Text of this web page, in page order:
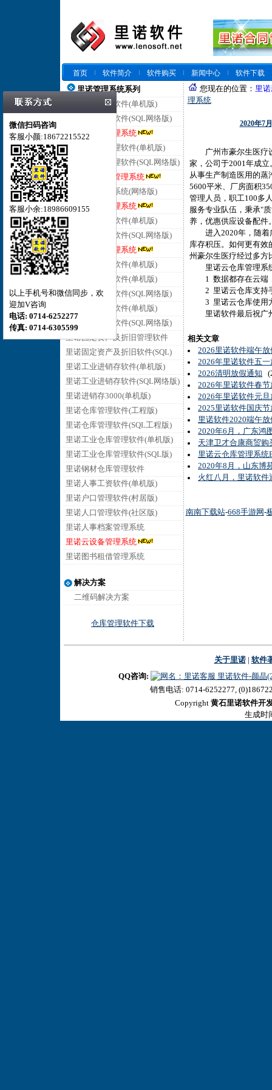
首页 软件简介 软件购买 新闻中心
软件下载
里诺管理系统系列
里诺仓库管理软件(单机版)
里诺仓库管理软件(SQL网络版)
里诺云仓库管理系统
里诺进销存管理软件(单机版)
里诺进销存管理软件(SQL网络版)
里诺云进销存管理系统
里诺客户管理系统(网络版)
里诺云客户管理系统
里诺合同管理软件(单机版)
里诺合同管理软件(SQL网络版)
里诺云合同管理系统
里诺会员管理软件(单机版)
里诺销售管理软件(单机版)
里诺销售管理软件(SQL网络版)
里诺采购管理软件(单机版)
里诺采购管理软件(SQL网络版)
里诺固定资产及折旧管理软件
里诺固定资产及折旧软件(SQL)
里诺工业进销存软件(单机版)
里诺工业进销存软件(SQL网络版)
里诺进销存3000(单机版)
里诺仓库管理软件(工程版)
里诺仓库管理软件(SQL工程版)
里诺工业仓库管理软件(单机版)
里诺工业仓库管理软件(SQL版)
里诺钢材仓库管理软件
里诺人事工资软件(单机版)
里诺户口管理软件(村居版)
里诺人口管理软件(社区版)
里诺人事档案管理系统
里诺云设备管理系统
里诺图书租借管理系统
解决方案
二维码解决方案
仓库管理软件下载
您现在的位置： 里
理系统
2020年7
广州市豪尔生医疗设
家，公司于2001年成
从事生产制造医用的蒸
5600平米、厂房面积
管理人员，职工100多
服务专业队伍，秉承"
养，优惠供应设备配件
进入2020年，随着广
库存积压。如何更有效
州豪尔生医疗经过多方
里诺云仓库管理系
1 数据都存在云端，
2 里诺云仓库支持手
3 里诺云仓库使用
里诺软件最后祝广州
相关文章
2026里诺软件端午
2026年里诺软件五
2026清明放假通知
2026年里诺软件春
2026年里诺软件元
2025里诺软件国庆
里诺软件2020端午
2020年6月，广东鸿
天津卫才合康商贸
里诺云仓库管理系统
2020年8月，山东博
火红八月，里诺软
南南下载站-668手游网 -
关于里诺| 软件
QQ咨询:
里诺软件-颜晶
微信扫码咨询
客服小颜:18672215522
客服小余:18986609155
以上手机号和微信同步，欢
迎加V咨询
电话: 0714-6252277
传真: 0714-6305599
销售电话: 0714-6252277,
Copyright 黄石里诺软件开
生成时